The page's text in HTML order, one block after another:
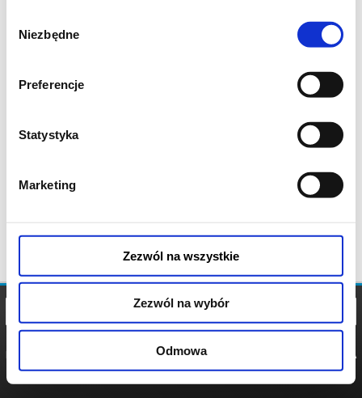
zgody
Niezbędne
Preferencje
Statystyka
Marketing
Zezwól na wszystkie
Zezwól na wybór
Odmowa
POLITYKA
POLITYKA